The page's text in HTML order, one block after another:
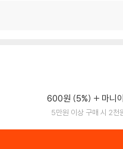
600원 (5%) 마니
5만원 이상 구매 시 2천